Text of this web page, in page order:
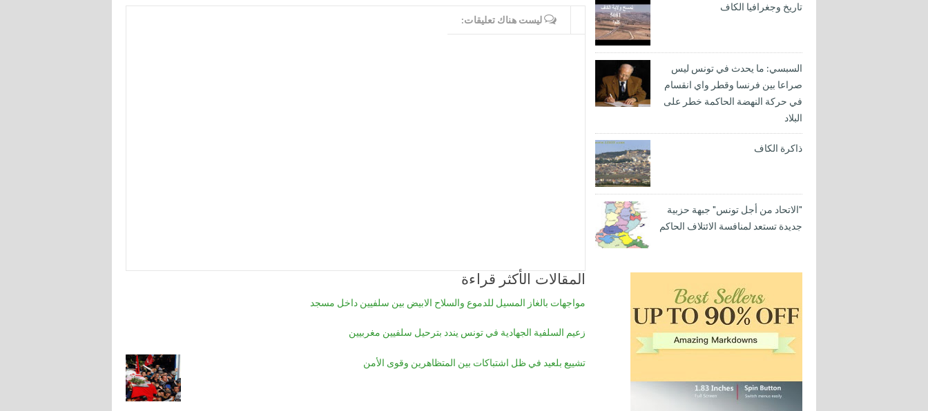
ليست هناك تعليقات:
WRITE COMMENTS
المقالات الأكثر قراءة
مواجهات بالغاز المسيل للدموع والسلاح الابيض بين سلفيين داخل مسجد
زعيم السلفية الجهادية في تونس يندد بترحيل سلفيين مغربيين
تشييع بلعيد في ظل اشتباكات بين المتظاهرين وقوى الأمن
تاريخ وجغرافيا الكاف
السبسي: ما يحدث في تونس ليس
صراعا بين فرنسا وقطر واي انقسام
في حركة النهضة الحاكمة خطر على
البلاد
ذاكرة الكاف
"الاتحاد من أجل تونس" جبهة حزبية
جديدة تستعد لمنافسة الائتلاف الحاكم